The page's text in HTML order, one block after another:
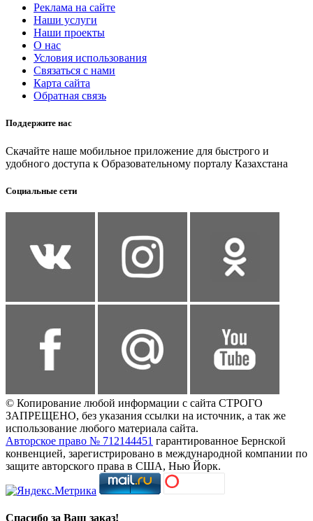
Реклама на сайте
Наши услуги
Наши проекты
О нас
Условия использования
Связаться с нами
Карта сайта
Обратная связь
Поддержите нас
Скачайте наше мобильное приложение для быстрого и
удобного доступа к Образовательному порталу Казахстана
Социальные сети
© Копирование любой информации с сайта СТРОГО
ЗАПРЕЩЕНО, без указания ссылки на источник, а так же
использование любого материала сайта.
Авторское право № 712144451 гарантированное Бернской
конвенцией, зарегистрировано в международной компании по
защите авторского права в США, Нью Йорк.
Спасибо за Ваш заказ!